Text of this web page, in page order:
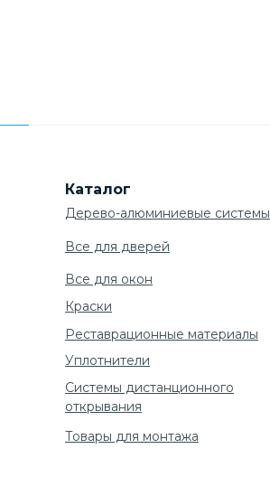
Каталог
Дерево-алюминиевые системы
Все для дверей
Все для окон
Товары для монтажа
Реставрационные материалы
Уплотнители
Системы дистанционного
открывания
Краски